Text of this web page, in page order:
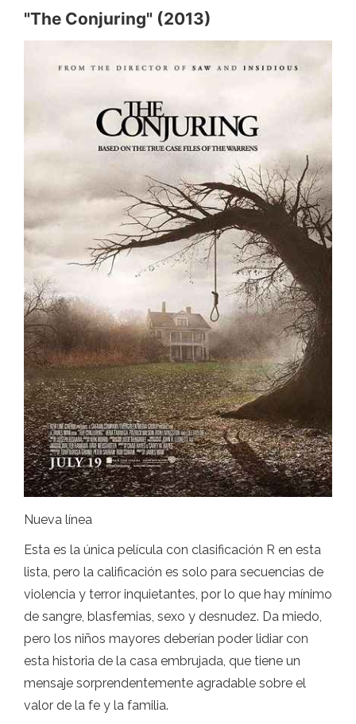
"The Conjuring" (2013)
Nueva línea
Esta es la única película con clasificación R en esta
lista, pero la calificación es solo para secuencias de
violencia y terror inquietantes, por lo que hay mínimo
de sangre, blasfemias, sexo y desnudez. Da miedo,
pero los niños mayores deberían poder lidiar con
esta historia de la casa embrujada, que tiene un
mensaje sorprendentemente agradable sobre el
valor de la fe y la familia.